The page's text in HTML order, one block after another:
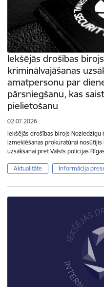
Iekšējās drošības
kriminālvajāšanas
amatpersonu par
pārsniegšanu, kas
pielietošanu
02.07.2026.
Iekšējās drošības birojs
izmeklēšanas prokuratūrai
uzsākšanai pret Valsts policijas
Aktualitāte Informācija